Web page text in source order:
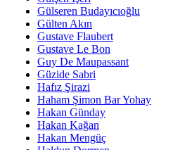
Gülseren Budayıcıoğlu
Gülten Akın
Gustave Flaubert
Gustave Le Bon
Guy De Maupassant
Güzide Sabri
Hafız Şirazi
Haham Şimon Bar Yohay
Hakan Günday
Hakan Kağan
Hakan Mengüç